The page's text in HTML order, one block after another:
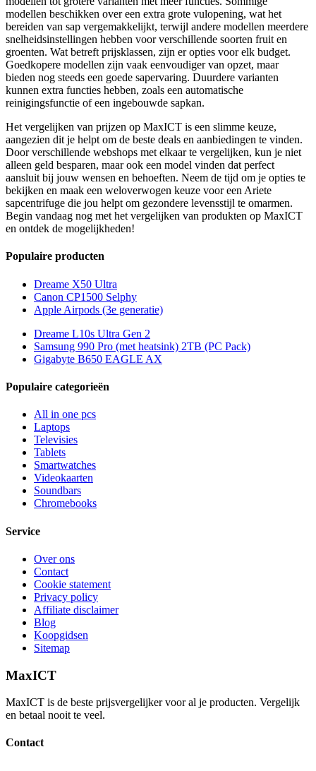
modellen beschikken over een extra grote vulopening, wat het
bereiden van sap vergemakkelijkt, terwijl andere modellen meerdere
snelheidsinstellingen hebben voor verschillende soorten fruit en
groenten. Wat betreft prijsklassen, zijn er opties voor elk budget.
Goedkopere modellen zijn vaak eenvoudiger van opzet, maar
bieden nog steeds een goede sapervaring. Duurdere varianten
kunnen extra functies hebben, zoals een automatische
reinigingsfunctie of een ingebouwde sapkan.
Het vergelijken van prijzen op MaxICT is een slimme keuze,
aangezien dit je helpt om de beste deals en aanbiedingen te vinden.
Door verschillende webshops met elkaar te vergelijken, kun je niet
alleen geld besparen, maar ook een model vinden dat perfect
aansluit bij jouw wensen en behoeften. Neem de tijd om je opties te
bekijken en maak een weloverwogen keuze voor een Ariete
sapcentrifuge die jou helpt om gezondere levensstijl te omarmen.
Begin vandaag nog met het vergelijken van produkten op MaxICT
en ontdek de mogelijkheden!
Populaire producten
Dreame X50 Ultra
Canon CP1500 Selphy
Apple Airpods (3e generatie)
Dreame L10s Ultra Gen 2
Samsung 990 Pro (met heatsink) 2TB (PC Pack)
Gigabyte B650 EAGLE AX
Populaire categorieën
All in one pcs
Laptops
Televisies
Tablets
Smartwatches
Videokaarten
Soundbars
Chromebooks
Service
Over ons
Contact
Cookie statement
Privacy policy
Affiliate disclaimer
Blog
Koopgidsen
Sitemap
MaxICT
MaxICT is de beste prijsvergelijker voor al je producten. Vergelijk
en betaal nooit te veel.
Contact